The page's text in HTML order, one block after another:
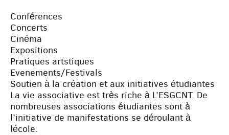
Conférences
Concerts
Cinéma
Expositions
Pratiques artstiques
Evenements/Festivals
Soutien à la création et aux initiatives étudiantes
La vie associative est très riche à L’ESGCNT. De
nombreuses associations étudiantes sont à
l’initiative de manifestations se déroulant à
lécole.